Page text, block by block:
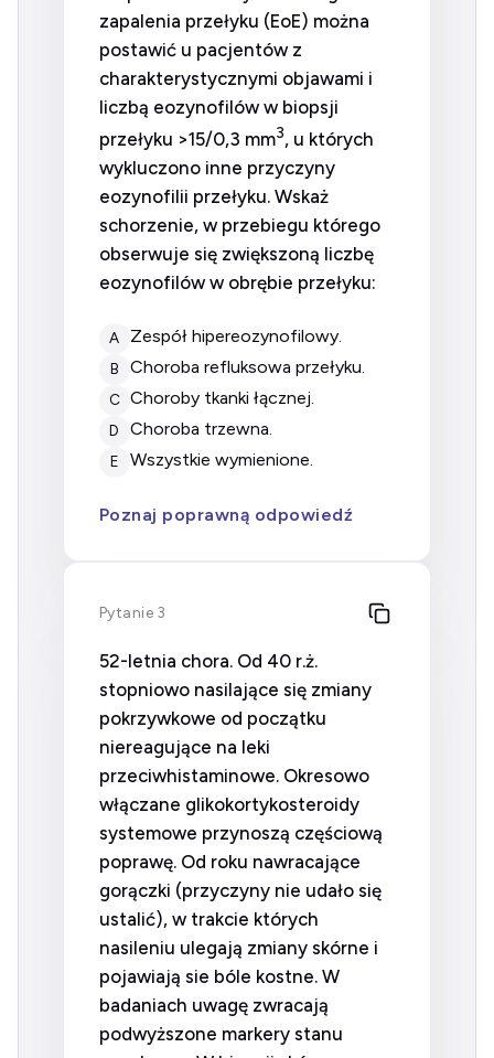
zapalenia przełyku (EoE) można
postawić u pacjentów z
charakterystycznymi objawami i
liczbą eozynofilów w biopsji
przełyku >15/0,3 mm3, u których
wykluczono inne przyczyny
eozynofilii przełyku. Wskaż
schorzenie, w przebiegu którego
obserwuje się zwiększoną liczbę
eozynofilów w obrębie przełyku:
A zespół hipereozynofilowy.
B choroba refluksowa przełyku.
C choroby tkanki łącznej.
D choroba trzewna.
E wszystkie wymienione.
Poznaj poprawną odpowiedź
Pytanie 3
52-letnia chora. Od 40 r.ż.
stopniowo nasilające się zmiany
pokrzywkowe od początku
niereagujące na leki
przeciwhistaminowe. Okresowo
włączane glikokortykosteroidy
systemowe przynoszą częściową
poprawę. Od roku nawracające
gorączki (przyczyny nie udało się
ustalić), w trakcie których
nasileniu ulegają zmiany skórne i
pojawiają sie bóle kostne. W
badaniach uwagę zwracają
podwyższone markery stanu